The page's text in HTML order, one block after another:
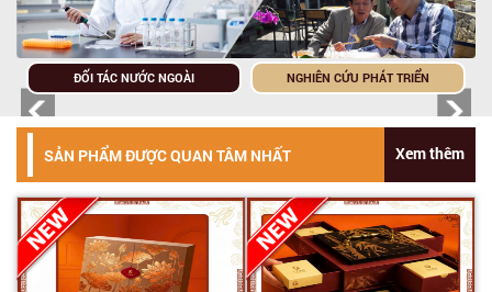
ĐỐI TÁC NƯỚC NGOÀI NGHIÊN CỨU PHÁT TRIỂN
SẢN PHẨM ĐƯỢC QUAN TÂM NHẤT Xem thêm